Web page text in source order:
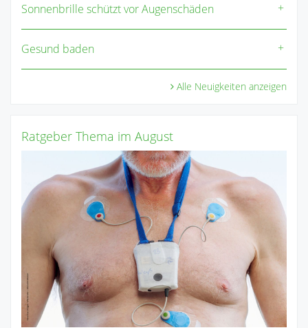
Sonnenbrille schützt vor Augenschäden
Gesund baden
Alle Neuigkeiten anzeigen
Ratgeber Thema im August